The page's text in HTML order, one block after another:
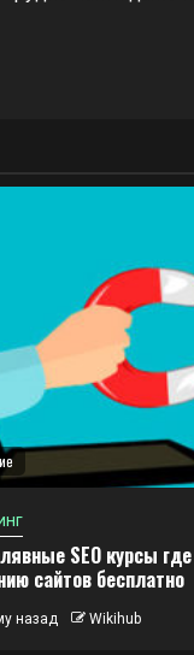
SEO курсы
сайтов бесплатно
назад Wikihub